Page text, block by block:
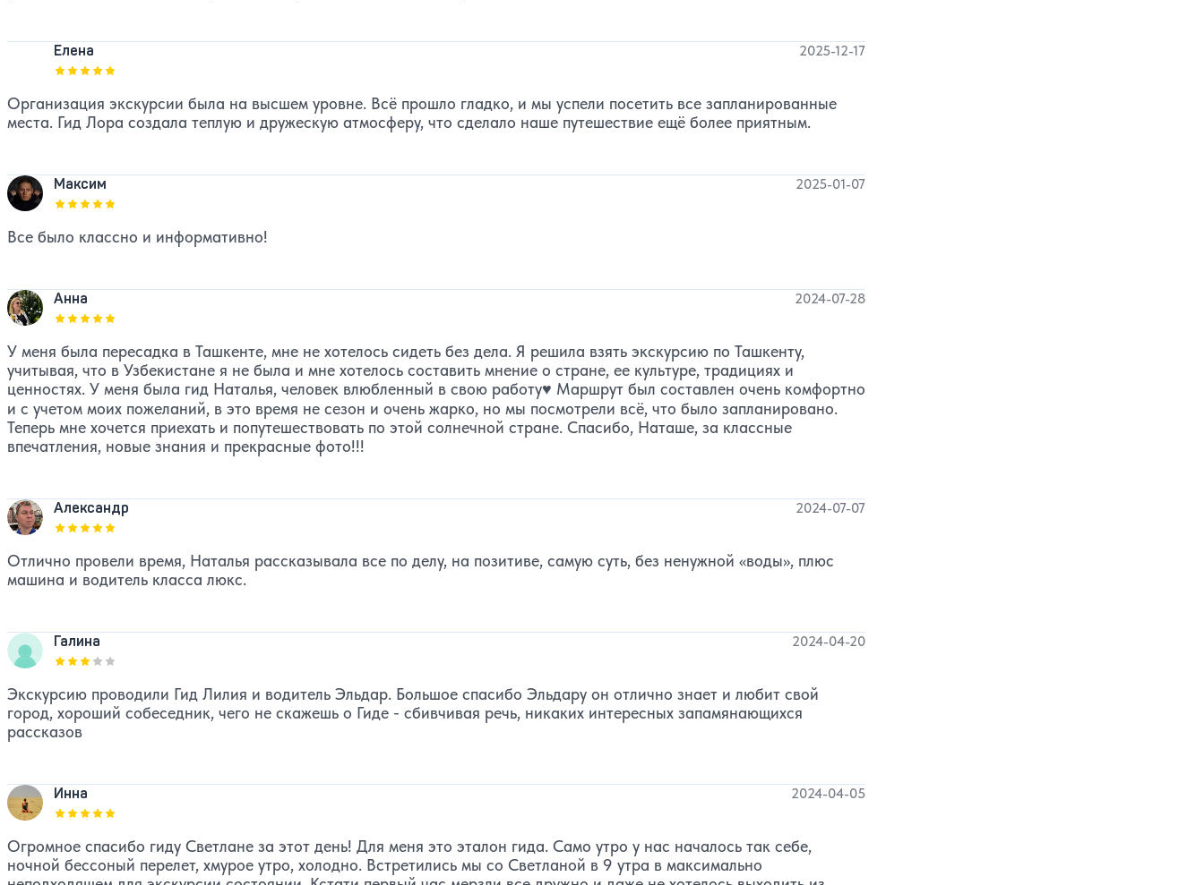
Елена
Оценка, количество звезд:
2025-12-17
Организация экскурсии была на высшем уровне. Всё прошло гладко, и мы успели посетить все запланированные
места. Гид Лора создала теплую и дружескую атмосферу, что сделало наше путешествие ещё более приятным.
Максим
Оценка, количество звезд:
2025-01-07
Все было классно и информативно!
Анна
Оценка, количество звезд:
2024-07-28
У меня была пересадка в Ташкенте, мне не хотелось сидеть без дела. Я решила взять экскурсию по Ташкенту,
учитывая, что в Узбекистане я не была и мне хотелось составить мнение о стране, ее культуре, традициях и
ценностях. У меня была гид Наталья, человек влюбленный в свою работу♥️ Маршрут был составлен очень комфортно
и с учетом моих пожеланий, в это время не сезон и очень жарко, но мы посмотрели всё, что было запланировано.
Теперь мне хочется приехать и попутешествовать по этой солнечной стране. Спасибо, Наташе, за классные
впечатления, новые знания и прекрасные фото!!!
Александр
Оценка, количество звезд:
2024-07-07
Отлично провели время, Наталья рассказывала все по делу, на позитиве, самую суть, без ненужной «воды», плюс
машина и водитель класса люкс.
Галина
Оценка, количество звезд:
2024-04-20
Экскурсию проводили Гид Лилия и водитель Эльдар. Большое спасибо Эльдару он отлично знает и любит свой
город, хороший собеседник, чего не скажешь о Гиде - сбивчивая речь, никаких интересных запамянающихся
рассказов
Инна
Оценка, количество звезд:
2024-04-05
Огромное спасибо гиду Светлане за этот день! Для меня это эталон гида. Само утро у нас началось так себе,
ночной бессоный перелет, хмурое утро, холодно. Встретились мы со Светланой в 9 утра в максимально